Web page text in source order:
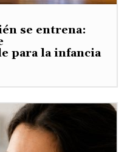
se entrena:
para la infancia